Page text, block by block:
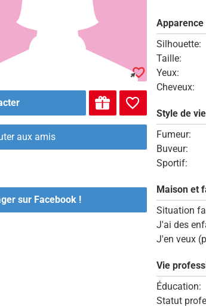
aux amis
sur Facebook !
Apparence
Silhouette:
Taille:
Yeux:
Cheveux:
Style de vie
Fumeur:
Buveur:
Sportif:
Maison et
Situation
J'ai des
J'en veux
Vie
Éducation:
Statut